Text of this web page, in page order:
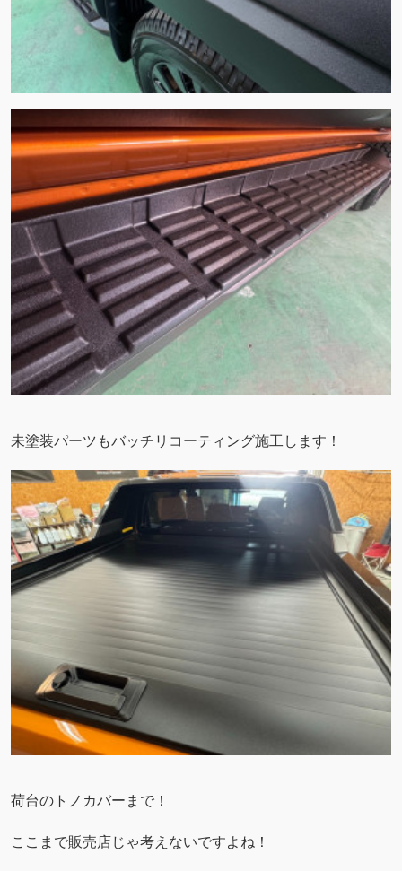
未塗装パーツもバッチリコーティング施工します！
荷台のトノカバーまで！
ここまで販売店じゃ考えないですよね！